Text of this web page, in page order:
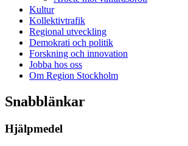
Kultur
Kollektivtrafik
Regional utveckling
Demokrati och politik
Forskning och innovation
Jobba hos oss
Om Region Stockholm
Snabblänkar
Hjälpmedel